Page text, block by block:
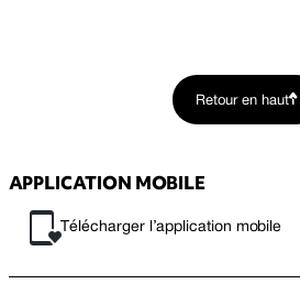
Retour en haut
APPLICATION MOBILE
Télécharger l’application mobile